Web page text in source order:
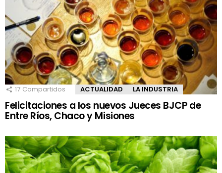
17 Compartidos ACTUALIDAD LA INDUSTRIA
Felicitaciones a los nuevos Jueces BJCP de
Entre Ríos, Chaco y Misiones